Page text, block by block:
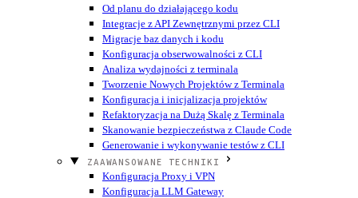
Od planu do działającego kodu
Integracje z API Zewnętrznymi przez CLI
Migracje baz danych i kodu
Konfiguracja obserwowalności z CLI
Analiza wydajności z terminala
Tworzenie Nowych Projektów z Terminala
Konfiguracja i inicjalizacja projektów
Refaktoryzacja na Dużą Skalę z Terminala
Skanowanie bezpieczeństwa z Claude Code
Generowanie i wykonywanie testów z CLI
ZAAWANSOWANE TECHNIKI
Konfiguracja Proxy i VPN
Konfiguracja LLM Gateway